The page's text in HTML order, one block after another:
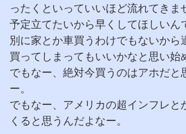
ったくといっていいほど流れてきま
予定立てたいから早くしてほしいん
別に家とか車買うわけでもないから
買ってしまってもいいかなと思い始
でもなー、絶対今買うのはアホだと
ー。
でもなー、アメリカの超インフレと
くると思うんだよなー。